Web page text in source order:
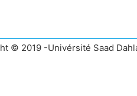
© 2019 -Univérsité Saad